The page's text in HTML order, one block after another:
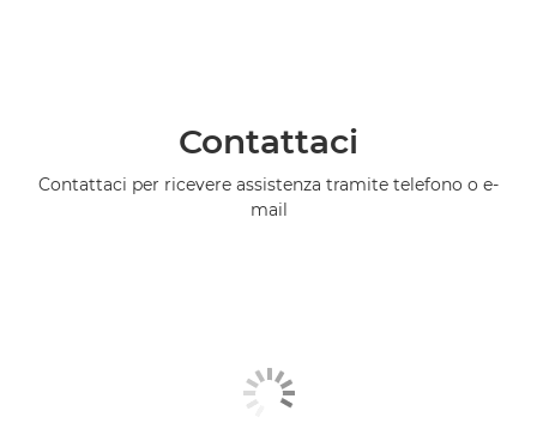
Contattaci
Contattaci per ricevere assistenza tramite telefono o e-
mail